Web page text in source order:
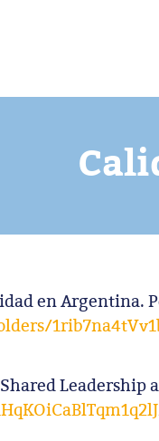
en Argentina.
Leadership